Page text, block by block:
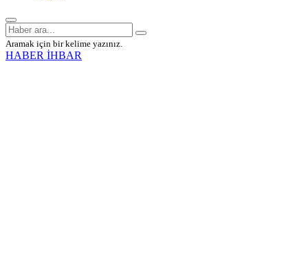
Aramak için bir kelime yazınız.
HABER İHBAR